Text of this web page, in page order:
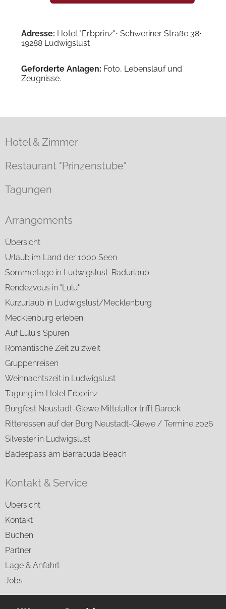
Adresse: Hotel "Erbprinz"⋅ Schweriner Straße 38⋅
19288 Ludwigslust
Geforderte Anlagen: Foto, Lebenslauf und
Zeugnisse.
Hotel & Zimmer
Restaurant "Prinzenstube"
Tagungen
Arrangements
Übersicht
Urlaub im Land der 1000 Seen
Sommertage in Ludwigslust-Radurlaub
Rendezvous in "Lulu"
Kurzurlaub in Ludwigslust/Mecklenburg
Mecklenburg erleben
Auf Lulu´s Spuren
Romantische Zeit zu zweit
Gruppenreisen
Weihnachtszeit in Ludwigslust
Tagung im Hotel Erbprinz
Burgfest Neustadt-Glewe Mittelalter trifft Barock
Ritteressen auf der Burg Neustadt-Glewe / Termine 2026
Silvester in Ludwigslust
Badespass am Barracuda Beach
Kontakt & Service
Übersicht
Kontakt
Buchen
Partner
Lage & Anfahrt
Jobs